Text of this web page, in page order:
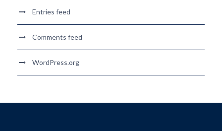
Entries feed
Comments feed
WordPress.org